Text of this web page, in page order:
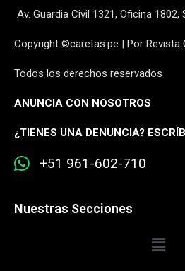
Av. Guardia Civil 1321, Oficina
Copyright ©caretas.pe | Por Revista
Todos los derechos reservados
ANUNCIA CON NOSOTROS
¿TIENES UNA DENUNCIA?
+51 961-602-710
Nuestras Secciones